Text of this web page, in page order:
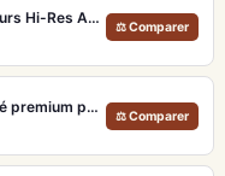
Soundcore Liberty 4 Pro – Écouteurs Hi-Res ANC 7 Capteurs et Fast Charge
⚖ Comparer
Meze Strada – Casque Hi-Fi fermé premium pour écoute immersive
⚖ Comparer